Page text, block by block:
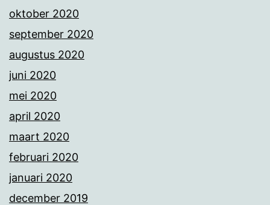
oktober 2020
september 2020
augustus 2020
juni 2020
mei 2020
april 2020
maart 2020
februari 2020
januari 2020
december 2019